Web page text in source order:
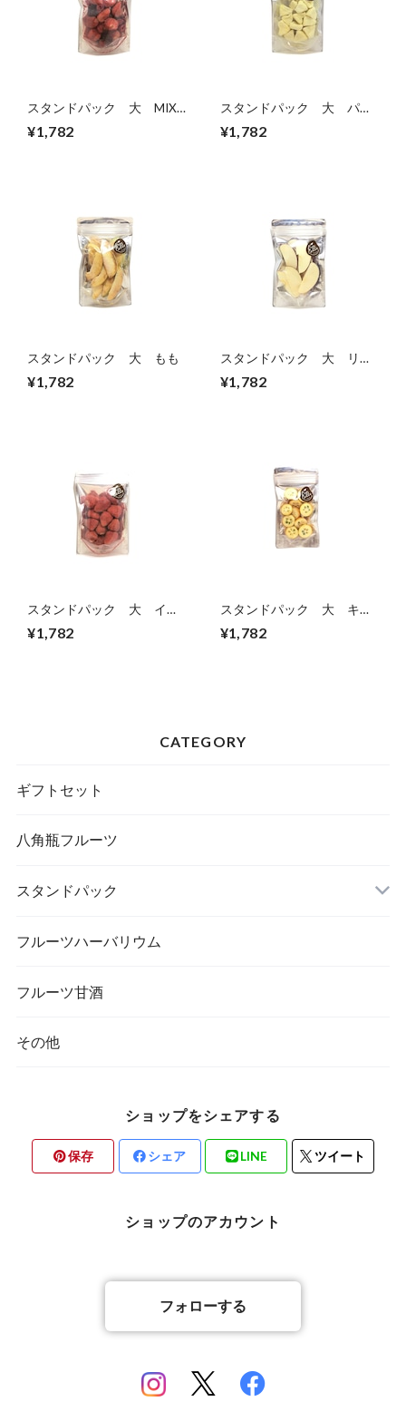
スタンドパック 大 MIX
¥1,782
スタンドパック 大 パイ
¥1,782
スタンドパック 大 もも
¥1,782
スタンドパック 大 リン
¥1,782
スタンドパック 大 イチ
¥1,782
スタンドパック 大 キン
¥1,782
CATEGORY
ギフトセット
八角瓶フルーツ
スタンドパック
フルーツハーバリウム
フルーツ甘酒
その他
ショップをシェアする
保存 シェア LINE ツイート
ショップのアカウント
フォローする